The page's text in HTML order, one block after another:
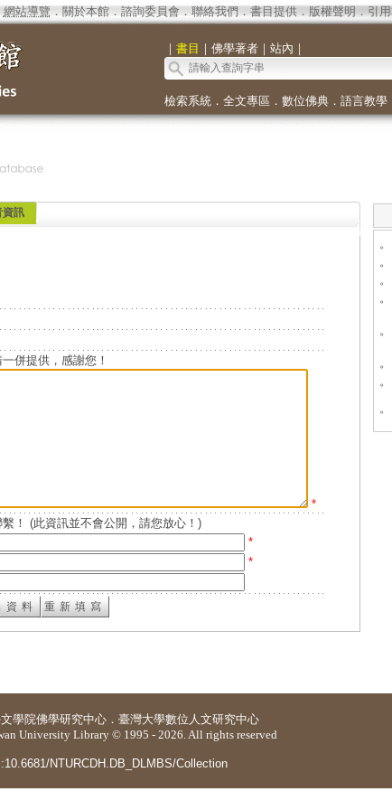
網站導覽 ． 關於本館． 諮詢委員會． 聯絡我們 ． 書目提供． 版權聲明 ． 引
｜ 書目 ｜ 佛學著者｜ 站內 ｜
檢索系統． 全文專區 ． 數位佛典． 語言教學
資訊
併提供，感謝您！
*
！ (此資訊並不會公開，請您放心！)
*
*
。
。
。
。
。
。
。
。
文學院佛學研究中心 ． 臺灣大學數位人文研究中心
University Library © 1995 - 2026. All rights reserved
NTURCDH.DB_DLMBS/Collection